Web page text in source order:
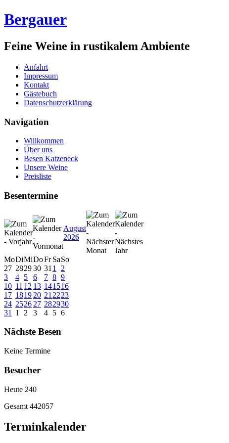
Bergauer
Feine Weine in rustikalem Ambiente
Anfahrt
Impressum
Kontakt
Gästebuch
Datenschutzerklärung
Navigation
Willkommen
Über uns
Besen Katzeneck
Unsere Weine
Preisliste
Besentermine
August
2026
MoDiMiDoFr SaSo
27 282930 31 1
2
3
4 5 6 7 8 9
10 11 12 13 141516
17 1819 20 21 2223
24 2526 27 282930
31
1 2 3 4 5 6
Nächste Besen
Keine Termine
Besucher
Heute 240
Gesamt 442057
Terminkalender